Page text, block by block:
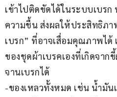
เข้าไปติดขัดได้ในระบบเบรก
ความชื้น ส่งผลให้ประสิทธิภา
เบรก” ที่อาจเสื่อมคุณภาพได้
ของชุดผ้าเบรคเองที่เกิดจา
จานเบรกได้
-ของเหลวทั้งหมด เช่น น้ำมัน